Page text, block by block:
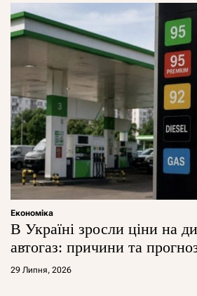
Економіка
В Україні зросли ціни на
автогаз: причини та
29 Липня, 2026